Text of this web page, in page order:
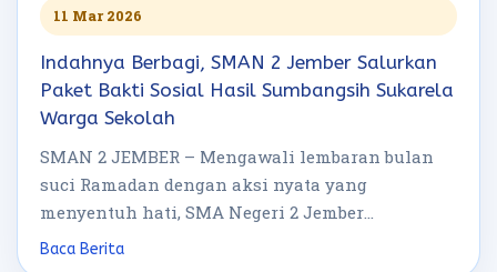
11 Mar 2026
Indahnya Berbagi, SMAN 2 Jember Salurkan
Paket Bakti Sosial Hasil Sumbangsih Sukarela
Warga Sekolah
SMAN 2 JEMBER – Mengawali lembaran bulan
suci Ramadan dengan aksi nyata yang
menyentuh hati, SMA Negeri 2 Jember
menggelar […]
Baca Berita